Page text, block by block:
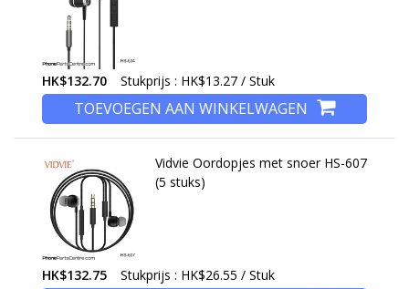
HK$132.70 Stukprijs : HK$13.27 / Stuk
TOEVOEGEN AAN WINKELWAGEN
Vidvie Oordopjes met snoer HS-607
(5 stuks)
HK$132.75 Stukprijs : HK$26.55 / Stuk